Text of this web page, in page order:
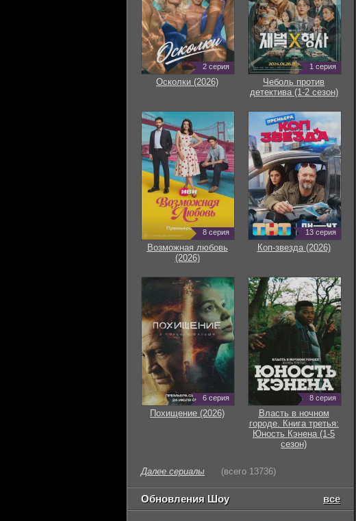
2 серия
Осколки (2026)
1 серия
Чеболь против
детектива (1-2 сезон)
8 серия
Возможная любовь
(2026)
13 серия
Коп-звезда (2026)
6 серия
Похищение (2026)
8 серия
Власть в ночном
городе. Книга третья:
Юность Кэнена (1-5
сезон)
Далее сериалы (всего 13736)
Обновления Шоу все